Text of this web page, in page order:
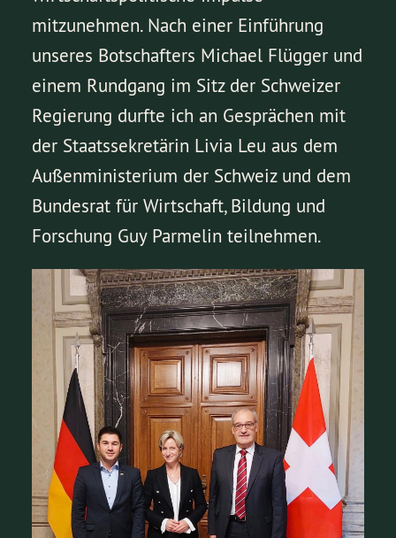
mitzunehmen. Nach einer Einführung
unseres Botschafters Michael Flügger und
einem Rundgang im Sitz der Schweizer
Regierung durfte ich an Gesprächen mit
der Staatssekretärin Livia Leu aus dem
Außenministerium der Schweiz und dem
Bundesrat für Wirtschaft, Bildung und
Forschung Guy Parmelin teilnehmen.